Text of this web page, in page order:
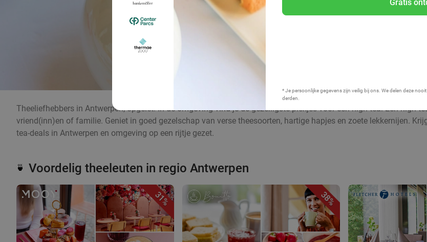
Gratis
* Je persoonlijke gegevens zijn veilig bij ons. We delen deze
derden.
Theeliefhebbers in Antwerpen, opgelet! In de omgeving vind je de gezelligste plekjes voor een high tea. Een high
vriend(inn)en of familie. Geniet in goed gezelschap van verse theesoorten, hartige hapjes en zoete lekkernijen.
tea-deals in Antwerpen en omgeving op een rijtje gezet.
🍵 Voordelig theeleuten in regio Antwerpen
31% 38%